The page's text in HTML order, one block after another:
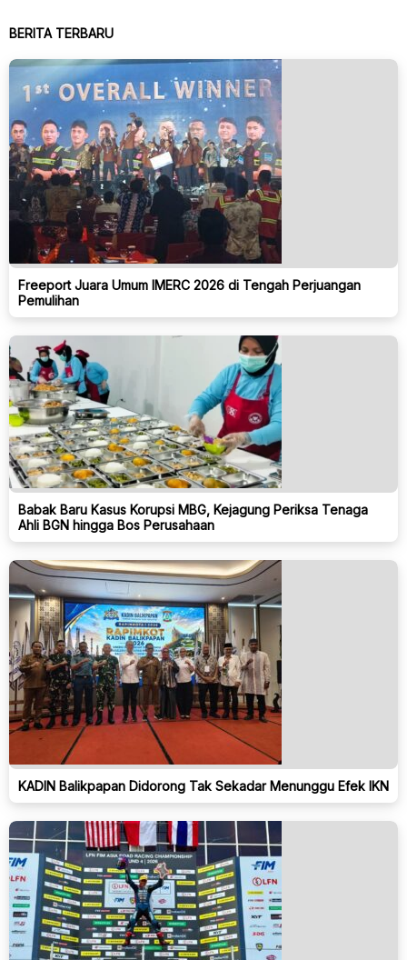
BERITA TERBARU
Freeport Juara Umum IMERC 2026 di Tengah Perjuangan
Pemulihan
Babak Baru Kasus Korupsi MBG, Kejagung Periksa Tenaga
Ahli BGN hingga Bos Perusahaan
KADIN Balikpapan Didorong Tak Sekadar Menunggu Efek IKN